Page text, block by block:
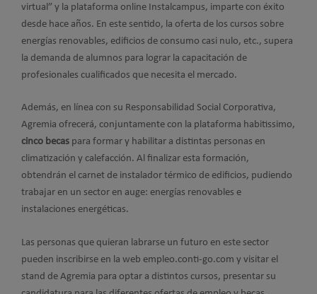
virtual” y la plataforma online Instalcampus, imparte con éxito
desde hace años. En este sentido, la oferta de los cursos sobre
energías renovables, edificios de consumo casi nulo, etc., supera
la demanda de alumnos para lograr la capacitación de
profesionales cualificados que necesita el mercado.
Además, en línea con su Responsabilidad Social Corporativa,
Agremia ofrecerá, conjuntamente con la plataforma habitissimo,
cinco becas para formar y habilitar a distintas personas en
climatización y calefacción. Al finalizar esta formación,
obtendrán el carnet de instalador térmico de edificios, pudiendo
trabajar en un sector en auge: energías renovables e
instalaciones energéticas.
Las personas que quieran labrarse un futuro en este sector
pueden inscribirse en la web empleo.conti-go.com y visitar el
stand de Agremia para optar a distintos cursos, presentar su